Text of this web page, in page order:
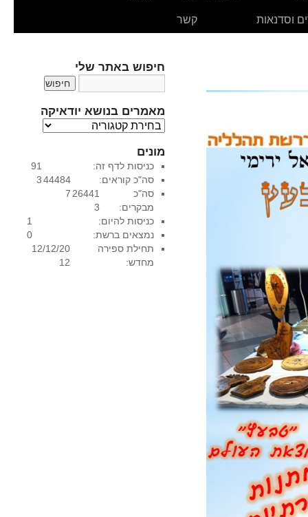
וסדנאות קשר
חיפוש באתר שלי
מאמרים בנושא יודאיקה
מ
מ
ר
י
ם
נ
ו
ש
מונים
91
3
כניסות לדף זה:
44484
7
סה"כ קוראים:
26441
3
סה"כ
מבקרים:
1
כניסות להיום:
0
נמצאים ברשת:
12/12/20
12
תחילת ספירה
מחדש: